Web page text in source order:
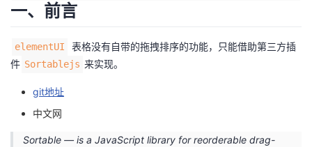
页
开
者
一、前言
elementUI
表格没有自带的拖拽排序的功能，只能借助第三方插
件 Sortablejs 来实现。
git地址
中文网
Sortable — is a JavaScript library for reorderable drag-